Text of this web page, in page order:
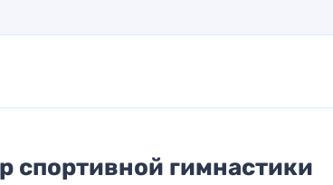
спортивной гимнастики